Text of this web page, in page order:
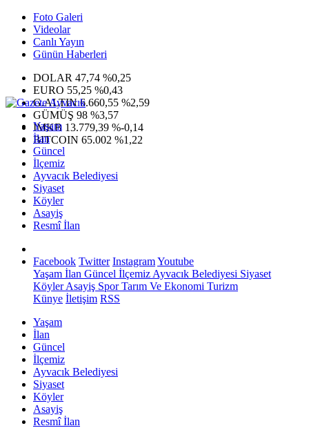
Foto Galeri
Videolar
Canlı Yayın
Günün Haberleri
DOLAR 47,74 %0,25
EURO 55,25 %0,43
G.ALTIN6.660,55 %2,59
GÜMÜŞ 98 %3,57
IMKB 13.779,39 %-0,14
BITCOIN 65.002 %1,22
Yaşam
İlan
Güncel
İlçemiz
Ayvacık Belediyesi
Siyaset
Köyler
Asayiş
Resmî İlan
Facebook Twitter InstagramYoutube
Yaşam İlan Güncel İlçemiz Ayvacık Belediyesi Siyaset
KöylerAsayiş SporTarım Ve Ekonomi Turizm
Künye İletişim RSS
Yaşam
İlan
Güncel
İlçemiz
Ayvacık Belediyesi
Siyaset
Köyler
Asayiş
Resmî İlan